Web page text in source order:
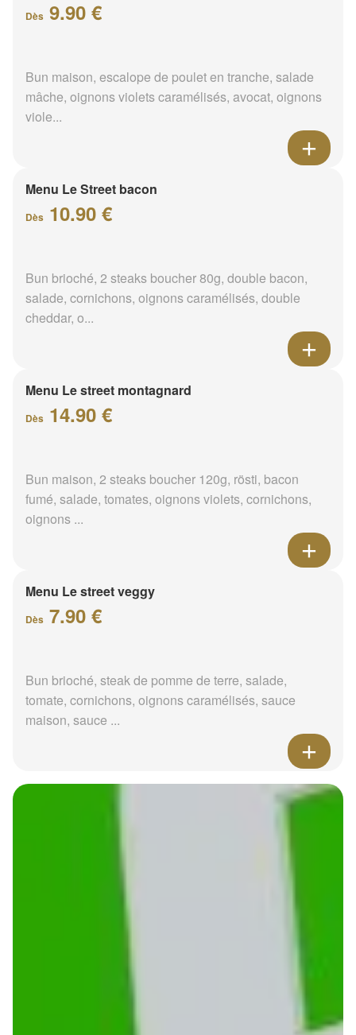
Dès 9.90 €
Bun maison, escalope de poulet en tranche, salade
mâche, oignons violets caramélisés, avocat, oignons
viole...
Menu Le Street bacon
Dès 10.90 €
Bun brioché, 2 steaks boucher 80g, double bacon,
salade, cornichons, oignons caramélisés, double
cheddar, o...
Menu Le street montagnard
Dès 14.90 €
Bun maison, 2 steaks boucher 120g, rösti, bacon
fumé, salade, tomates, oignons violets, cornichons,
oignons ...
Menu Le street veggy
Dès 7.90 €
Bun brioché, steak de pomme de terre, salade,
tomate, cornichons, oignons caramélisés, sauce
maison, sauce ...